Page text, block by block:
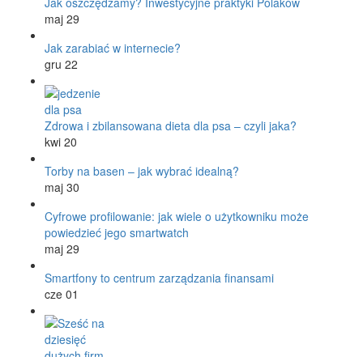
maj 29
Jak zarabiać w internecie?
gru 22
Zdrowa i zbilansowana dieta dla psa – czyli jaka?
kwi 20
Torby na basen – jak wybrać idealną?
maj 30
Cyfrowe profilowanie: jak wiele o użytkowniku może
powiedzieć jego smartwatch
maj 29
Smartfony to centrum zarządzania finansami
cze 01